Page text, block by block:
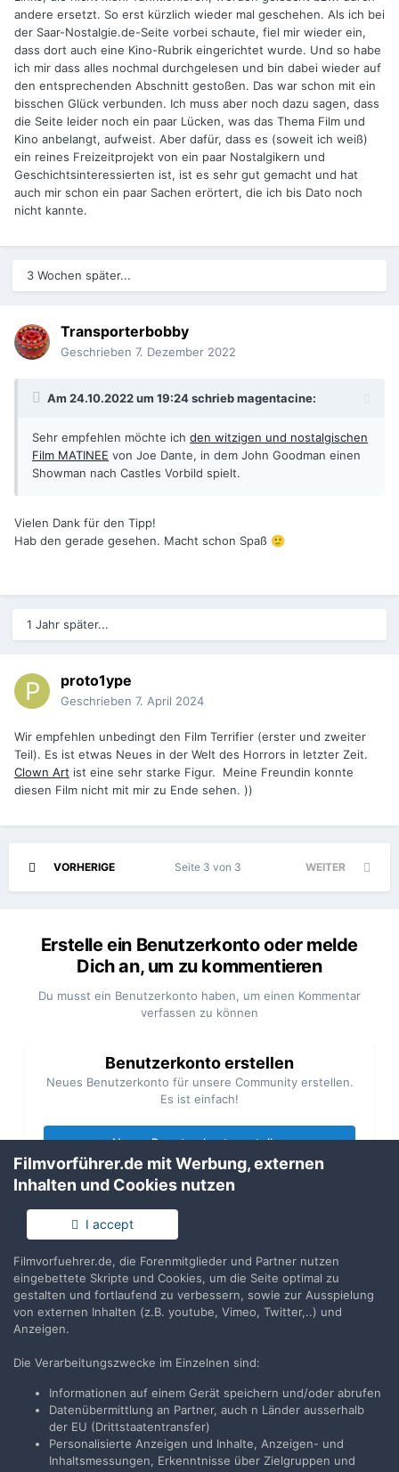
andere ersetzt. So erst kürzlich wieder mal geschehen. Als ich bei
der Saar-Nostalgie.de-Seite vorbei schaute, fiel mir wieder ein,
dass dort auch eine Kino-Rubrik eingerichtet wurde. Und so habe
ich mir dass alles nochmal durchgelesen und bin dabei wieder auf
den entsprechenden Abschnitt gestoßen. Das war schon mit ein
bisschen Glück verbunden. Ich muss aber noch dazu sagen, dass
die Seite leider noch ein paar Lücken, was das Thema Film und
Kino anbelangt, aufweist. Aber dafür, dass es (soweit ich weiß)
ein reines Freizeitprojekt von ein paar Nostalgikern und
Geschichtsinteressierten ist, ist es sehr gut gemacht und hat
auch mir schon ein paar Sachen erörtert, die ich bis Dato noch
nicht kannte.
3 Wochen später...
Transporterbobby
Geschrieben 7. Dezember 2022
Am 24.10.2022 um 19:24 schriebmagentacine:
Sehr empfehlen möchte ich den witzigen und nostalgischen
Film MATINEE von Joe Dante, in dem John Goodman einen
Showman nach Castles Vorbild spielt.
Vielen Dank für den Tipp!
Hab den gerade gesehen. Macht schon Spaß 🙂
1 Jahr später...
proto1ype
Geschrieben 7. April 2024
Wir empfehlen unbedingt den Film Terrifier (erster und zweiter
Teil). Es ist etwas Neues in der Welt des Horrors in letzter Zeit.
Clown Art ist eine sehr starke Figur. Meine Freundin konnte
diesen Film nicht mit mir zu Ende sehen. ))
VORHERIGE WEITER
Seite 3 von 3
Erstelle ein Benutzerkonto oder melde
Dich an, um zu kommentieren
Du musst ein Benutzerkonto haben, um einen Kommentar
verfassen zu können
Benutzerkonto erstellen
Neues Benutzerkonto für unsere Community erstellen.
Es ist einfach!
Neues Benutzerkonto erstellen
Du hast bereits ein Benutzerkonto? Melde Dich hier an.
Jetzt anmelden
Teilen Folgen
Zur Themenübersicht
Filmvorführer.de mit Werbung, externen
Inhalten und Cookies nutzen
I accept
Filmvorfuehrer.de, die Forenmitglieder und Partner nutzen
eingebettete Skripte und Cookies, um die Seite optimal zu
gestalten und fortlaufend zu verbessern, sowie zur Ausspielung
von externen Inhalten (z.B. youtube, Vimeo, Twitter,..) und
Anzeigen.
Die Verarbeitungszwecke im Einzelnen sind:
Informationen auf einem Gerät speichern und/oder abrufen
Datenübermittlung an Partner, auch n Länder ausserhalb
der EU (Drittstaatentransfer)
Personalisierte Anzeigen und Inhalte, Anzeigen- und
Inhaltsmessungen, Erkenntnisse über Zielgruppen und